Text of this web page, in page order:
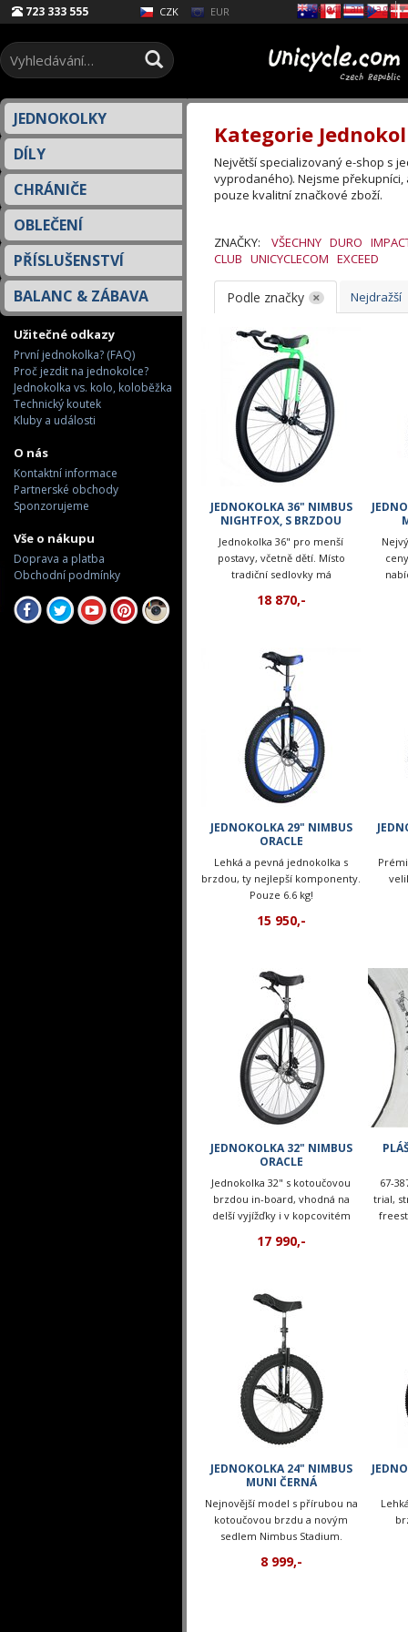
723 333 555 CZK EUR
JEDNOKOLKY
DÍLY
CHRÁNIČE
OBLEČENÍ
PŘÍSLUŠENSTVÍ
BALANC & ZÁBAVA
Užitečné odkazy
První jednokolka? (FAQ)
Proč jezdit na jednokolce?
Jednokolka vs. kolo, koloběžka
Technický koutek
Kluby a události
O nás
Kontaktní informace
Partnerské obchody
Sponzorujeme
Vše o nákupu
Doprava a platba
Obchodní podmínky
Kategorie
Největší specializovaný e-shop s
vyprodaného). Nejsme
pouze kvalitní značkové zboží.
ZNAČKY: VŠECHNY DURO
CLUB UNICYCLECOM EXCEED
Podle značky Nejdražší
JEDNOKOLKA 36" NIMBUS
NIGHTFOX, S BRZDOU
Jednokolka 36" pro menší
postavy, včetně dětí. Místo
tradiční sedlovky má
18 870,-
JEDNOKOLKA 29" NIMBUS
ORACLE
Lehká a pevná jednokolka s
brzdou, ty nejlepší komponenty.
Pouze 6.6 kg!
15 950,-
JEDNOKOLKA 32" NIMBUS
ORACLE
Jednokolka 32" s kotoučovou
brzdou in-board, vhodná na
delší vyjížďky i v kopcovitém
17 990,-
67-
trial,
JEDNOKOLKA 24" NIMBUS
MUNI ČERNÁ
Nejnovější model s přírubou na
kotoučovou brzdu a novým
sedlem Nimbus Stadium.
8 999,-
Select Language▼